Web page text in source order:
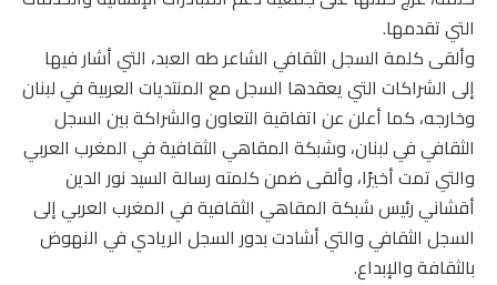
التي تقدمها.
وألقى كلمة السجل الثقافي الشاعر طه العبد، التي أشار فيها
إلى الشراكات التي يعقدها السجل مع المنتديات العربية في لبنان
وخارجه، كما أعلن عن اتفاقية التعاون والشراكة بين السجل
الثقافي في لبنان، وشبكة المقاهي الثقافية في المغرب العربي
والتي تمت أخيرًا، وألقى ضمن كلمته رسالة السيد نور الدين
أقشاني رئيس شبكة المقاهي الثقافية في المغرب العربي إلى
السجل الثقافي والتي أشادت بدور السجل الريادي في النهوض
بالثقافة والإبداع.